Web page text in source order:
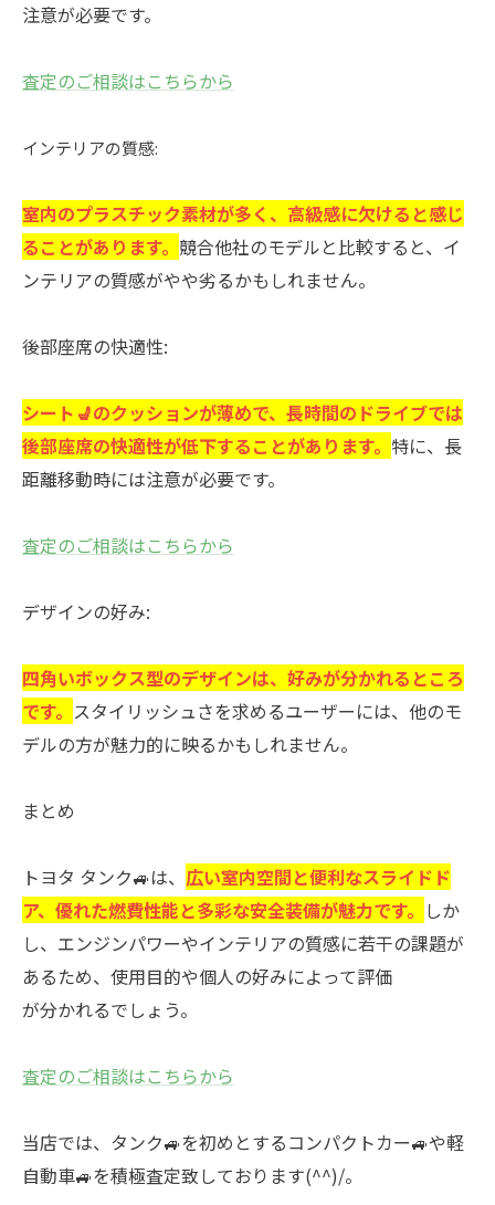
注意が必要です。
査定のご相談はこちらから
インテリアの質感:
室内のプラスチック素材が多く、高級感に欠けると感じ
ることがあります。 競合他社のモデルと比較すると、イ
ンテリアの質感がやや劣るかもしれません。
後部座席の快適性:
シート💺のクッションが薄めで、長時間のドライブでは
後部座席の快適性が低下することがあります。 特に、長
距離移動時には注意が必要です。
査定のご相談はこちらから
デザインの好み:
四角いボックス型のデザインは、好みが分かれるところ
です。 スタイリッシュさを求めるユーザーには、他のモ
デルの方が魅力的に映るかもしれません。
まとめ
トヨタ タンク🚙は、 広い室内空間と便利なスライドド
ア、優れた燃費性能と多彩な安全装備が魅力です。 しか
し、エンジンパワーやインテリアの質感に若干の課題が
あるため、使用目的や個人の好みによって評価
が分かれるでしょう。
査定のご相談はこちらから
当店では、タンク🚙を初めとするコンパクトカー🚙や軽
自動車🚙を積極査定致しております(^^)/。